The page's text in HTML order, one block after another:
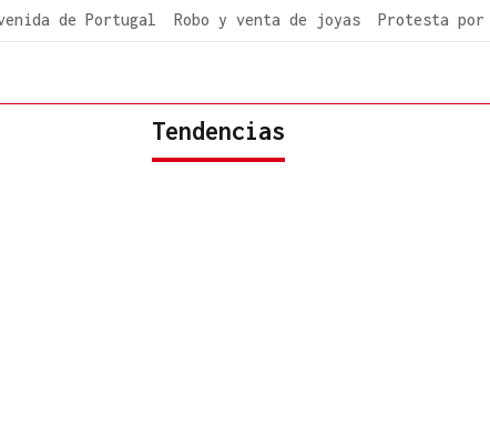
de Portugal Robo y venta de joyas Protesta
Tendencias